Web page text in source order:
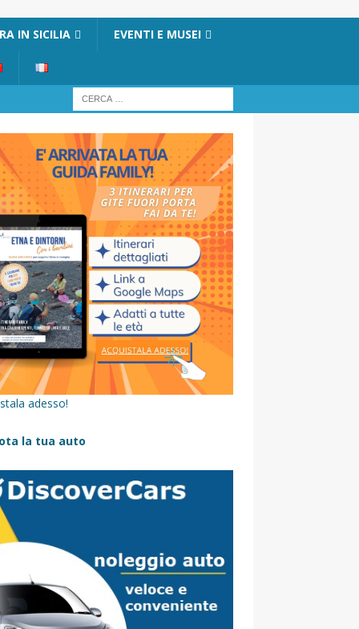
IN SICILIA EVENTI E MUSEI
adesso!
la tua auto